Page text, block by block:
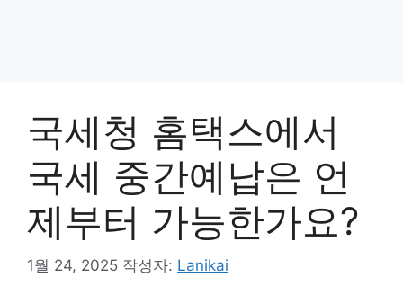
국세청 홈택스에서
국세 중간예납은 언
제부터 가능한가요?
1월 24, 2025 작성자: Lanikai